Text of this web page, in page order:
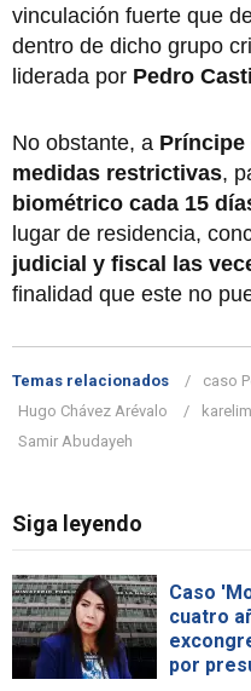
vinculación fuerte que
dentro de dicho grupo
liderada por Pedro
No obstante, a Príncipe
medidas restrictivas,
biométrico cada 15
lugar de residencia,
judicial y fiscal las
finalidad que este no
Temas relacionados caso
Hugo Chávez Arévalo
Samir Abudayeh
Siga leyendo
Caso
cuatro
por